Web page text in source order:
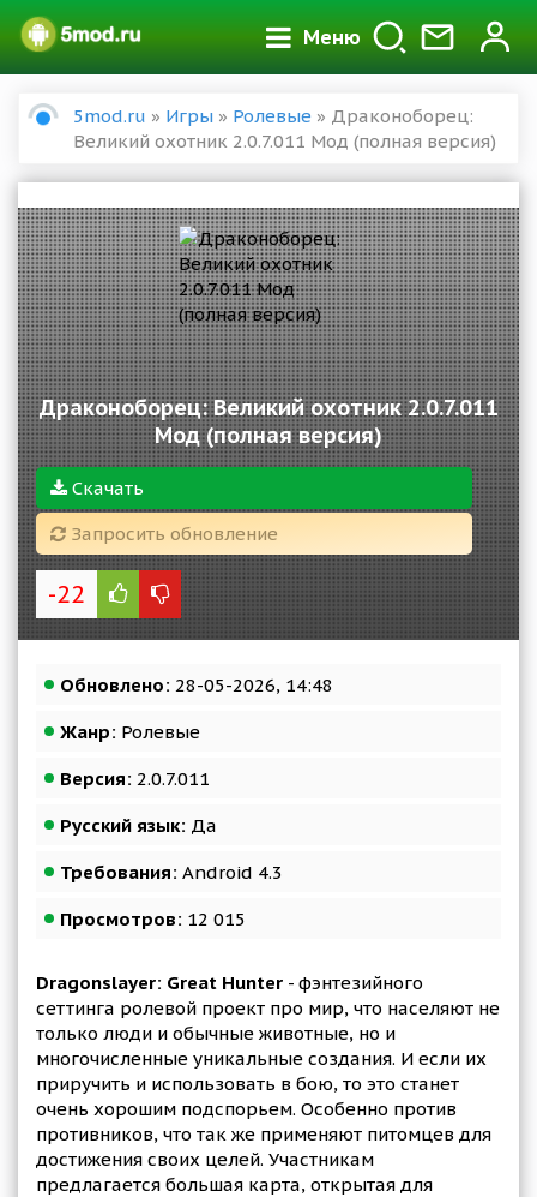
Меню
5mod.ru » Игры » Ролевые » Драконоборец:
Великий охотник 2.0.7.011 Мод (полная версия)
Драконоборец: Великий охотник 2.0.7.011
Мод (полная версия)
Скачать
Запросить обновление
-22
Обновлено: 28-05-2026, 14:48
Жанр: Ролевые
Версия: 2.0.7.011
Русский язык: Да
Требования: Android 4.3
Просмотров: 12 015
Dragonslayer: Great Hunter - фэнтезийного
сеттинга ролевой проект про мир, что населяют не
только люди и обычные животные, но и
многочисленные уникальные создания. И если их
приручить и использовать в бою, то это станет
очень хорошим подспорьем. Особенно против
противников, что так же применяют питомцев для
достижения своих целей. Участникам
предлагается большая карта, открытая для